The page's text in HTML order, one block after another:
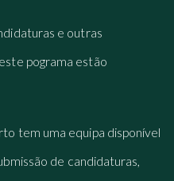
e outras
pograma estão
tem uma equipa disponível
de candidaturas,